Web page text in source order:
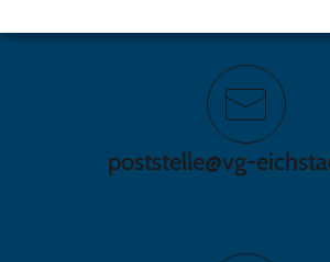
poststelle@vg-